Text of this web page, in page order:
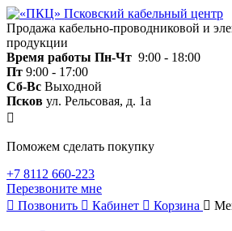
Продажа кабельно-проводниковой и
продукции
Время работы Пн-Чт 9:00 - 18:00
Пт 9:00 - 17:00
Сб-Вс Выходной
Псков ул. Рельсовая, д. 1а
Поможем сделать покупку
+7 8112 660-223
Перезвоните мне
Позвонить
Кабинет Корзина